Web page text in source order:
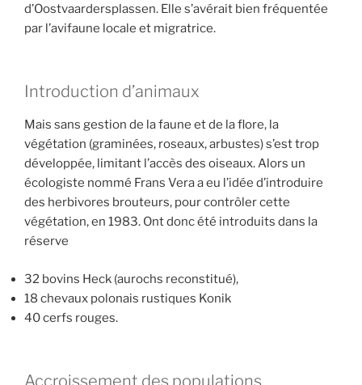
d’Oostvaardersplassen. Elle s’avérait bien fréquentée
par l’avifaune locale et migratrice.
Introduction d’animaux
Mais sans gestion de la faune et de la flore, la
végétation (graminées, roseaux, arbustes) s’est trop
développée, limitant l’accès des oiseaux. Alors un
écologiste nommé Frans Vera a eu l’idée d’introduire
des herbivores brouteurs, pour contrôler cette
végétation, en 1983. Ont donc été introduits dans la
réserve
32 bovins Heck (aurochs reconstitué),
18 chevaux polonais rustiques Konik
40 cerfs rouges.